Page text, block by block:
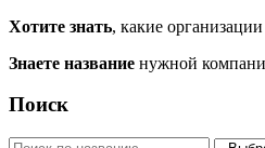
Хотите знать, какие
Знаете название нужной
Поиск